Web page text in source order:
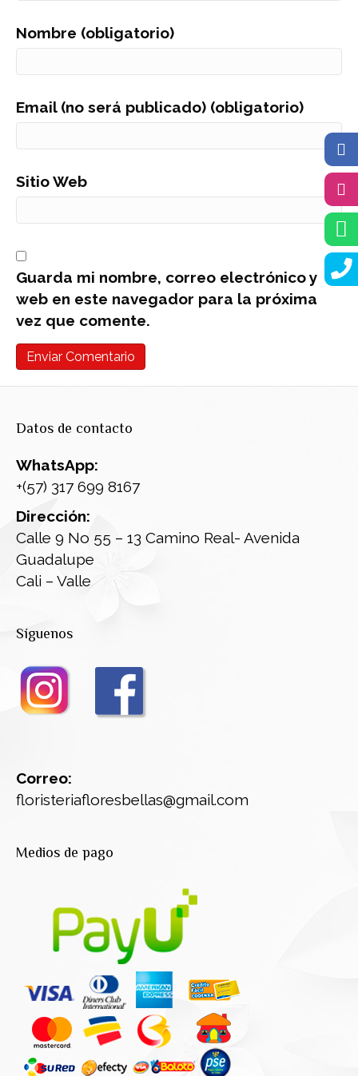
Nombre (obligatorio)
Email (no será publicado) (obligatorio)
Sitio Web
Guarda mi nombre, correo electrónico y
web en este navegador para la próxima
vez que comente.
Datos de contacto
WhatsApp:
+(57) 317 699 8167
Dirección:
Calle 9 No 55 – 13 Camino Real- Avenida
Guadalupe
Cali – Valle
Síguenos
Correo:
floristeriafloresbellas@gmail.com
Medios de pago